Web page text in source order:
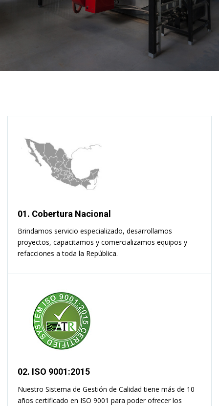
01. Cobertura Nacional
Brindamos servicio especializado, desarrollamos
proyectos, capacitamos y comercializamos equipos y
refacciones a toda la República.
02. ISO 9001:2015
Nuestro Sistema de Gestión de Calidad tiene más de 10
años certificado en ISO 9001 para poder ofrecer los